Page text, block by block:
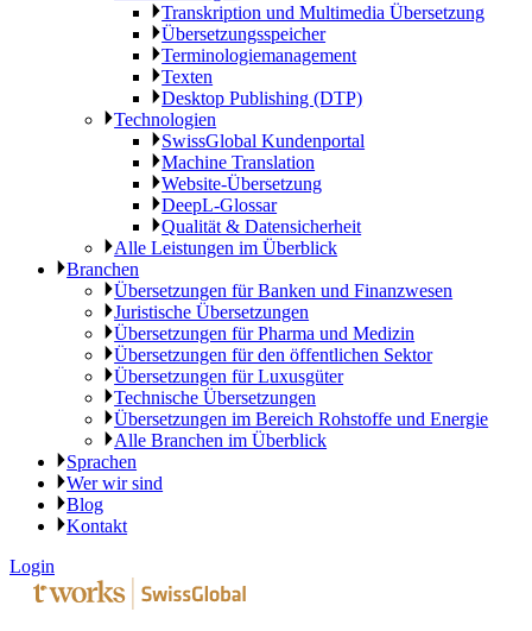
Transkription und Multimedia Übersetzung
Übersetzungsspeicher
Terminologiemanagement
Texten
Desktop Publishing (DTP)
Technologien
SwissGlobal Kundenportal
Machine Translation
Website-Übersetzung
DeepL-Glossar
Qualität & Datensicherheit
Alle Leistungen im Überblick
Branchen
Übersetzungen für Banken und Finanzwesen
Juristische Übersetzungen
Übersetzungen für Pharma und Medizin
Übersetzungen für den öffentlichen Sektor
Übersetzungen für Luxusgüter
Technische Übersetzungen
Übersetzungen im Bereich Rohstoffe und Energie
Alle Branchen im Überblick
Sprachen
Wer wir sind
Blog
Kontakt
Login